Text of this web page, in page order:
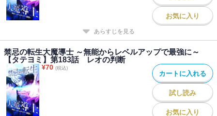
お気に入り
あらすじを見る
禁忌の転生大魔導士 ～無能からレベルアップで最強に～
【タテヨミ】第183話 レオの判断
¥70 (税込)
カートに入れる
試し読み
お気に入り